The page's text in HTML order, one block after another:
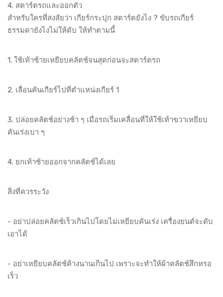
4. สตาร์ตรถและออกตัว
สำหรับใครที่สงสัยว่า เกียร์กระปุก สตาร์ตยังไง ? ขับรถเกียร์
ธรรมดายังไงไม่ให้ดับ ให้ทำตามนี้
1. ใช้เท้าซ้ายเหยียบคลัตช์จนสุดก่อนจะสตาร์ตรถ
2. เลื่อนคันเกียร์ไปที่ตำแหน่งเกียร์ 1
3. ปล่อยคลัตช์อย่างช้า ๆ เมื่อรถเริ่มเคลื่อนที่ให้ใช้เท้าขวาเหยียบ
คันเร่งเบา ๆ
4. ยกเท้าซ้ายออกจากคลัตช์ได้เลย
สิ่งที่ควรระวัง
- อย่าปล่อยคลัตช์เร็วเกินไปโดยไม่เหยียบคันเร่ง เครื่องยนต์จะดับ
เอาได้
- อย่าเหยียบคลัตช์ค้างนานเกินไป เพราะจะทำให้ผ้าคลัตช์สึกหรอ
เร็ว